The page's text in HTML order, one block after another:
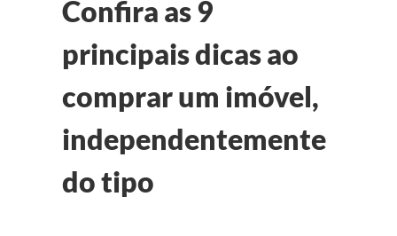
Confira as 9
principais dicas ao
comprar um imóvel,
independentemente
do tipo